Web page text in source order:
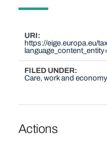
URI
https://eige.europa.eu/
FILED UNDER
Care, work and economy
Actions